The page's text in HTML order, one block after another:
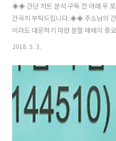
◈◈ 간단 차트 분석 구독 전 아래 두
간곡히 부탁드립니다.◈◈ 주소남의
이라도 대응하기 마련 분할 매매의 중
포 테마주 포스팅에서 잠시 소개해드
셀로 변경한 기업으로 현재, BT사업 부
면역세포은행사업 그리고 제대혈은행
관련주로 테마 섹터군을 보유하고 있
하여 IT 관련 사업도 ..
2018. 5. 3.